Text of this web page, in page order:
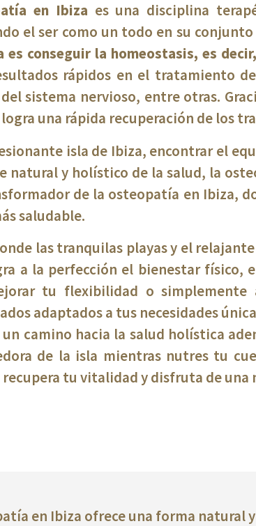
en Ibiza es una disciplina
el ser como un todo en su
es conseguir la homeostasis, es
rápidos en el tratamiento
sistema nervioso, entre otras.
una rápida recuperación de los
isla de Ibiza, encontrar el
natural y holístico de la salud, la
de la osteopatía en Ibiza,
saludable.
las tranquilas playas y el
a la perfección el bienestar físico,
tu flexibilidad o
adaptados a tus necesidades
un camino hacia la salud holística
de la isla mientras nutres tu
tu vitalidad y disfruta de
en Ibiza ofrece una forma natural